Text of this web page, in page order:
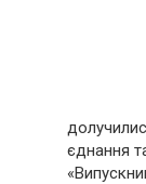
єднання